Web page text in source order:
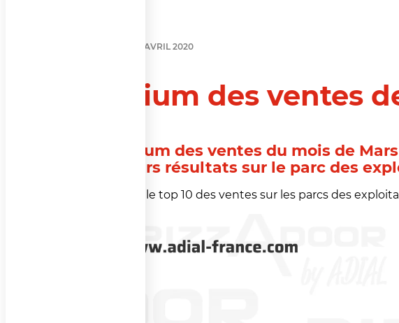
8 AVRIL 2020
Podium des ventes
Le podium des ventes du mois de
meilleurs résultats sur le parc des
Retrouvez le top 10 des ventes sur les parcs des